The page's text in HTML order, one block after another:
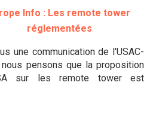
Info : Les remote tower
réglementées
une communication de l'USAC-
nous pensons que la proposition
sur les remote tower est